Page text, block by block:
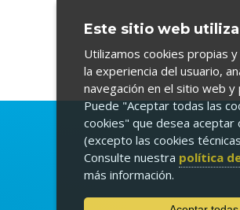
Este sitio web
Utilizamos cookies propias
la experiencia del usuario,
navegación en el sitio web
Puede "Aceptar todas las
cookies" que desea aceptar
(excepto las cookies
Consulte nuestra política
más información.